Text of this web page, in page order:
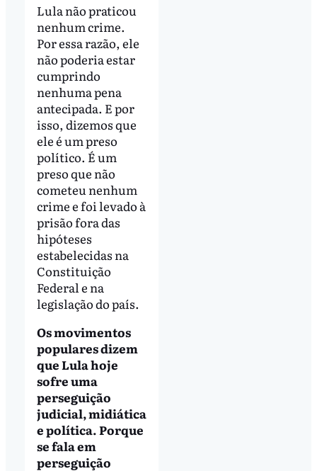
Lula não praticou
nenhum crime.
Por essa razão, ele
não poderia estar
cumprindo
nenhuma pena
antecipada. E por
isso, dizemos que
ele é um preso
político. É um
preso que não
cometeu nenhum
crime e foi levado à
prisão fora das
hipóteses
estabelecidas na
Constituição
Federal e na
legislação do país.
Os movimentos
populares dizem
que Lula hoje
sofre uma
perseguição
judicial, midiática
e política. Porque
se fala em
perseguição